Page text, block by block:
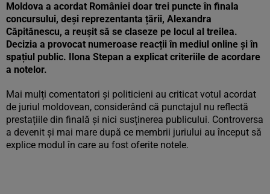
Moldova a acordat României doar trei puncte în finala
concursului, deși reprezentanta țării, Alexandra
Căpitănescu, a reușit să se claseze pe locul al treilea.
Decizia a provocat numeroase reacții în mediul online și în
spațiul public. Ilona Stepan a explicat criteriile de acordare
a notelor.
Mai mulți comentatori și politicieni au criticat votul acordat
de juriul moldovean, considerând că punctajul nu reflectă
prestațiile din finală și nici susținerea publicului. Controversa
a devenit și mai mare după ce membrii juriului au început să
explice modul în care au fost oferite notele.